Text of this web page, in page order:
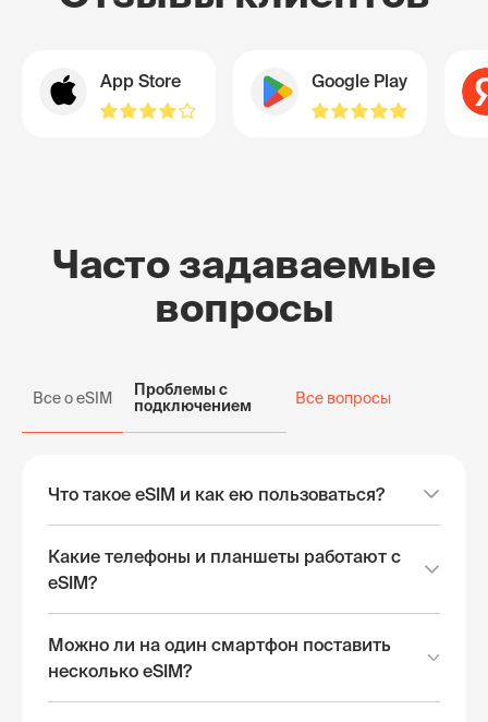
App Store Google Play
Часто задаваемые
вопросы
Все о eSIM
Проблемы с
подключением
Все вопросы
Что такое eSIM и как ею пользоваться?
Какие телефоны и планшеты работают с
eSIM?
Можно ли на один смартфон поставить
несколько eSIM?